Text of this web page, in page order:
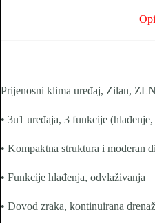
Prijenosni klima uređaj, Zilan,
• 3u1 uređaja, 3 funkcije
• Kompaktna struktura i moderan
• Funkcije hlađenja, odvlaživanja
• Dovod zraka, kontinuirana